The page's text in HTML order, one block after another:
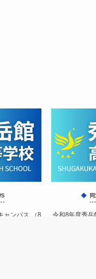
ャンパス （8
令和8年度秀岳